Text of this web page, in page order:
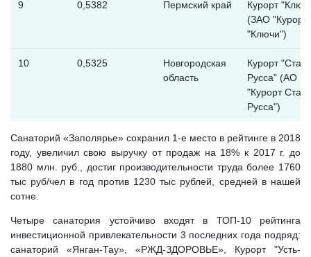
9 0,5382 Пермский край
Курорт
(ЗАО "Курорт
"Ключи")
10 0,5325
Новгородская
область
Курорт
Русса" (АО
"Курорт
Русса")
Санаторий «Заполярье» сохранил 1-е место в рейтинге в 2018
году, увеличил свою выручку от продаж на 18% к 2017 г. до
1880 млн. руб., достиг производительности труда более 1760
тыс руб/чел в год против 1230 тыс рублей, средней в нашей
сотне.
Четыре санатория устойчиво входят в ТОП-10 рейтинга
инвестиционной привлекательности 3 последних года подряд:
санаторий «Янган-Тау», «РЖД-ЗДОРОВЬЕ», Курорт "Усть-